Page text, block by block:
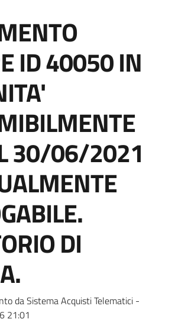
ID 40050 IN
30/06/2021
DI
da Sistema Acquisti Telematici -
21:01